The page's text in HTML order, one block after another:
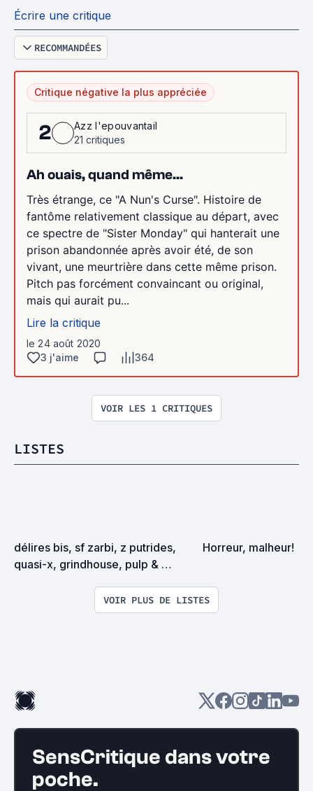
Écrire une critique
RECOMMANDÉES
Critique négative la plus appréciée
2
Azz l'epouvantail
21 critiques
Ah ouais, quand même...
Très étrange, ce "A Nun's Curse". Histoire de
fantôme relativement classique au départ, avec
ce spectre de "Sister Monday" qui hanterait une
prison abandonnée après avoir été, de son
vivant, une meurtrière dans cette même prison.
Pitch pas forcément convaincant ou original,
mais qui aurait pu...
Lire la critique
le 24 août 2020
3 j'aime
364
VOIR LES 1 CRITIQUES
LISTES
délires bis, sf zarbi, z putrides,
quasi-x, grindhouse, pulp &
Horreur, malheur!
VOIR PLUS DE LISTES
SensCritique dans votre
poche.